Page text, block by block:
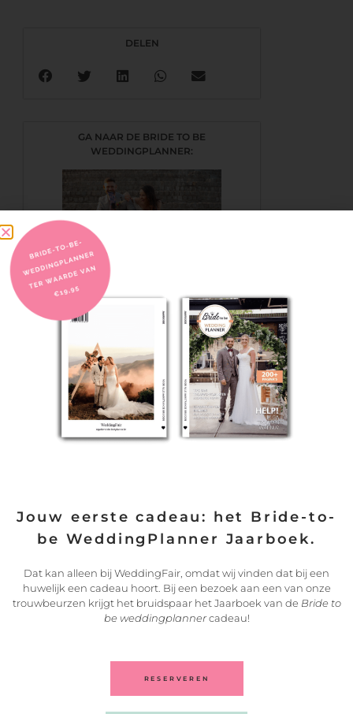
DELEN
GA NAAR DE BRIDE TO BE
WEDDINGPLANNER:
KLIK HIER
BEZOEK EEN TROUWBEURS!
Dit kan ook interessant voor je zijn:
Jouw eerste cadeau: het Bride-to-
be WeddingPlanner Jaarboek.
Dat kan alleen bij WeddingFair, omdat wij vinden dat bij een
huwelijk een cadeau hoort. Bij een bezoek aan een van onze
trouwbeurzen krijgt het bruidspaar het Jaarboek van de Bride to
be weddingplannercadeau!
RESERVEREN